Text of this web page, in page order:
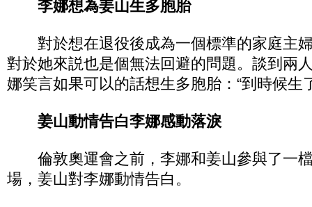
李娜想為姜山生多胞胎
對於想在退役後成為一個標準的家庭主
對於她來説也是個無法回避的問題。談到兩
娜笑言如果可以的話想生多胞胎：“到時候生
姜山動情告白李娜感動落淚
倫敦奧運會之前，李娜和姜山參與了一
場，姜山對李娜動情告白。